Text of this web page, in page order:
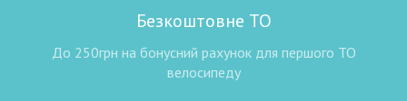
Безкоштовне ТО
До 250грн на бонусний рахунок для першого ТО
велосипеду